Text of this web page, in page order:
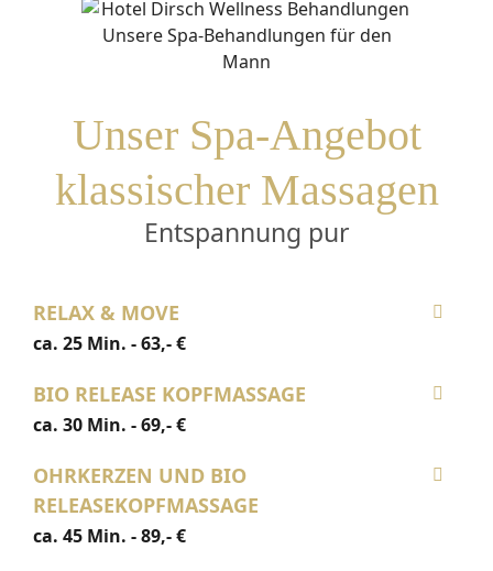
ÜBER UNS
Team
Ausbildung
Karriere
Leitbild
Buchen Hotel-Kontakt
Gutscheine
Unser Spa-Angebot
klassischer Massagen
Entspannung pur
RELAX & MOVE
ca. 25 Min. - 63,- €
BIO RELEASE KOPFMASSAGE
ca. 30 Min. - 69,- €
OHRKERZEN UND BIO
RELEASEKOPFMASSAGE
ca. 45 Min. - 89,- €